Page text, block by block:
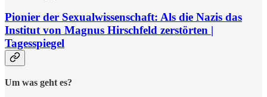
Pionier der Sexualwissenschaft: Als die Nazis das
Institut von Magnus Hirschfeld zerstörten |
Tagesspiegel
Um was geht es?